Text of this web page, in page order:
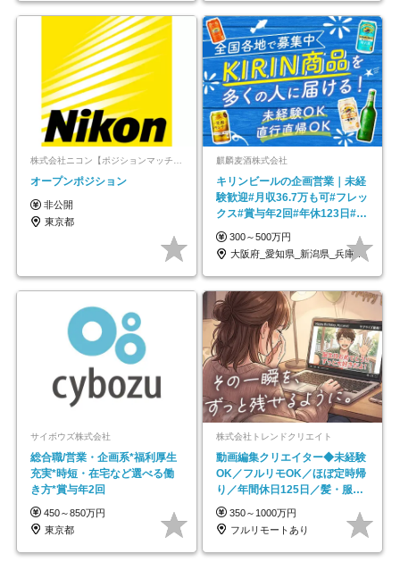
株式会社ニコン【ポジションマッチ登録】
オープンポジション
非公開
東京都
麒麟麦酒株式会社
キリンビールの企画営業｜未経
験歓迎#月収36.7万も可#フレッ
クス#賞与年2回#年休123日#完
全週休2日制
300～500万円
大阪府_愛知県_新潟県_兵庫県_福岡県
サイボウズ株式会社
総合職/営業・企画系*福利厚生
充実*時短・在宅など選べる働
き方*賞与年2回
450～850万円
東京都
株式会社トレンドクリエイト
動画編集クリエイター◆未経験
OK／フルリモOK／ほぼ定時帰
り／年間休日125日／髪・服・
ネイル自由／副業OK
350～1000万円
フルリモートあり